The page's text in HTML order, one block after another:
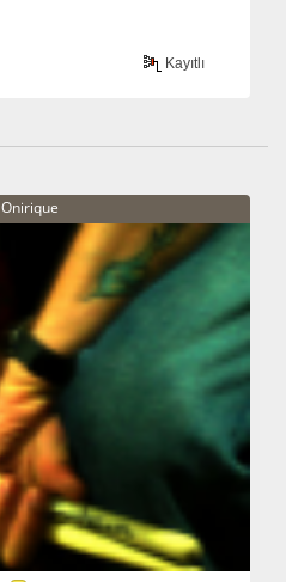
Kayıtlı
Onirique